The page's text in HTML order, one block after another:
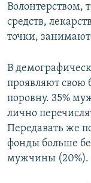
Волонтерством,
средств,
точки,
В
проявляют свою
поровну. 35%
лично
Передавать же
фонды больше
мужчины (20%).